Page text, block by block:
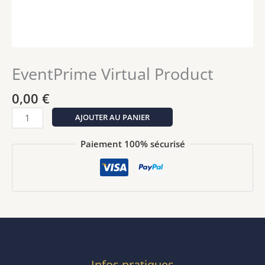
EventPrime Virtual Product
0,00 €
quantité
de
EventPrime
AJOUTER AU PANIER
Paiement 100% sécurisé